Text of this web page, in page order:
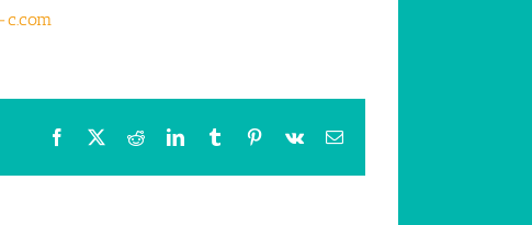
Facebook RedditLinkedInTumblr Pinterest
Vk Email